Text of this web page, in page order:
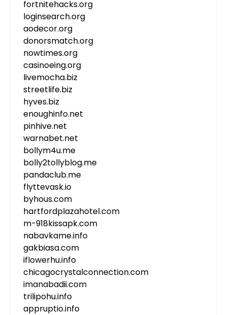
fortnitehacks.org
loginsearch.org
aodecor.org
donorsmatch.org
nowtimes.org
casinoeing.org
livemocha.biz
streetlife.biz
hyves.biz
enoughinfo.net
pinhive.net
warnabet.net
bollym4u.me
bolly2tollyblog.me
pandaclub.me
flyttevask.io
byhous.com
hartfordplazahotel.com
m-918kissapk.com
nabavkame.info
gakbiasa.com
iflowerhu.info
chicagocrystalconnection.com
imanabadii.com
trilipohu.info
appruptio.info